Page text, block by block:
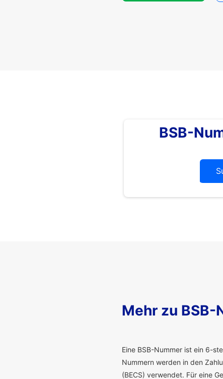
BSB-
Mehr zu BSB-
Eine BSB-Nummer ist ein 6-
Nummern werden in den
(BECS) verwendet. Für eine